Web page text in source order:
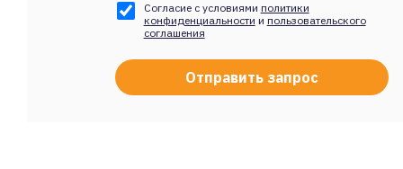
Согласие с условиями политики
конфиденциальности и пользовательского
соглашения